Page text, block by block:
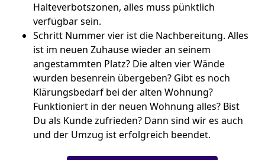
Halteverbotszonen, alles muss pünktlich
verfügbar sein.
Schritt Nummer vier ist die Nachbereitung. Alles
ist im neuen Zuhause wieder an seinem
angestammten Platz? Die alten vier Wände
wurden besenrein übergeben? Gibt es noch
Klärungsbedarf bei der alten Wohnung?
Funktioniert in der neuen Wohnung alles? Bist
Du als Kunde zufrieden? Dann sind wir es auch
und der Umzug ist erfolgreich beendet.